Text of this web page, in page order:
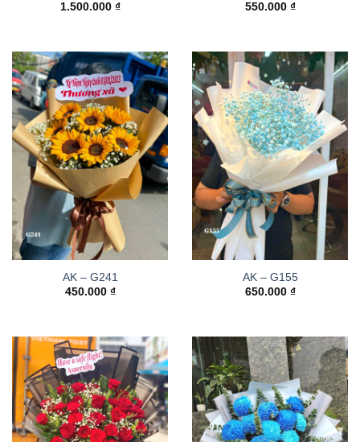
1.500.000 ₫
550.000 ₫
AK – G241
450.000 ₫
AK – G155
650.000 ₫